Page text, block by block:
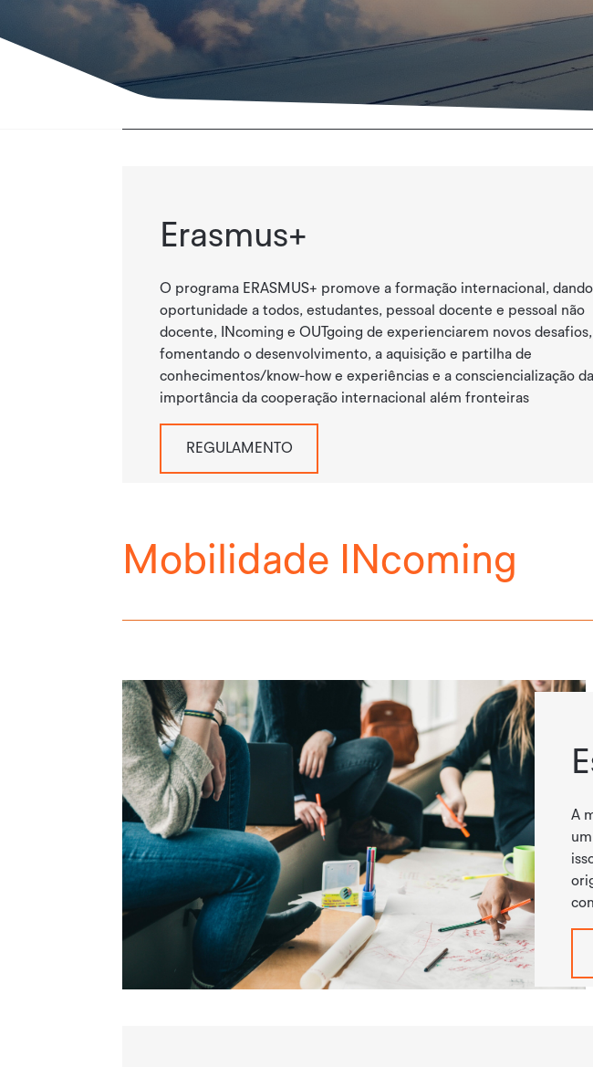
Erasmus+
O programa ERASMUS+ promove a formação internacional, dando
oportunidade a todos, estudantes, pessoal docente e pessoal não
docente, INcoming e OUTgoing de experienciarem novos desafios,
fomentando o desenvolvimento, a aquisição e partilha de
conhecimentos/know-how e experiências e a consciencialização da
importância da cooperação internacional além fronteiras
REGULAMENTO
Mobilidade INcoming
A